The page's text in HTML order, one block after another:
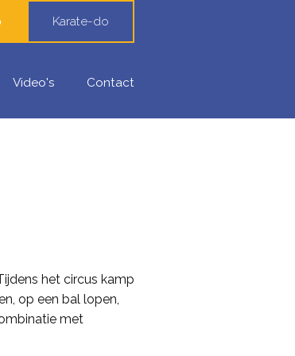
Karate-do
Video's Contact
het circus kamp
op een bal lopen,
met